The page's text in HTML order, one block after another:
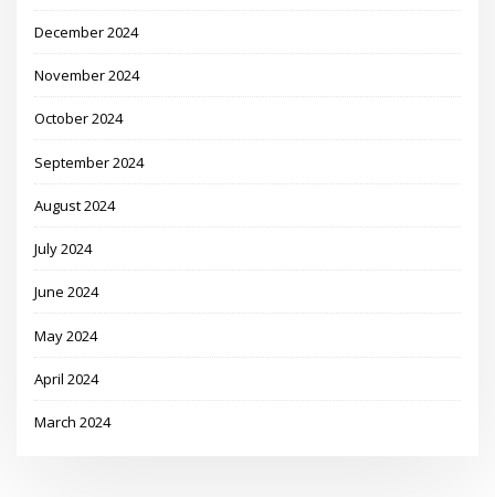
December 2024
November 2024
October 2024
September 2024
August 2024
July 2024
June 2024
May 2024
April 2024
March 2024